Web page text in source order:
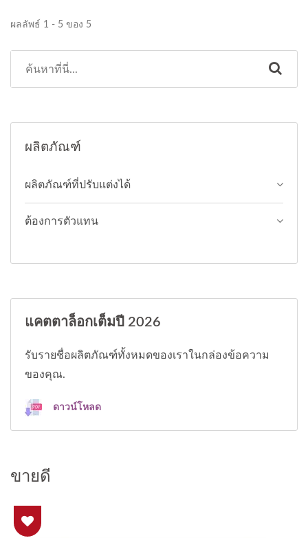
ผลลัพธ์ 1 - 5 ของ 5
ผลิตภัณฑ์
ผลิตภัณฑ์ที่ปรับแต่งได้
ต้องการตัวแทน
แคตตาล็อกเต็มปี 2026
รับรายชื่อผลิตภัณฑ์ทั้งหมดของเราในกล่องข้อความ
ของคุณ.
ดาวน์โหลด
ขายดี